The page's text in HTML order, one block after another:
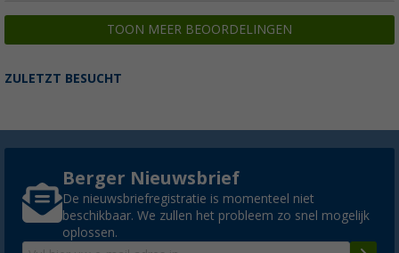
TOON MEER BEOORDELINGEN
ZULETZT BESUCHT
Berger Nieuwsbrief
De nieuwsbriefregistratie is momenteel niet
beschikbaar. We zullen het probleem zo snel mogelijk
oplossen.